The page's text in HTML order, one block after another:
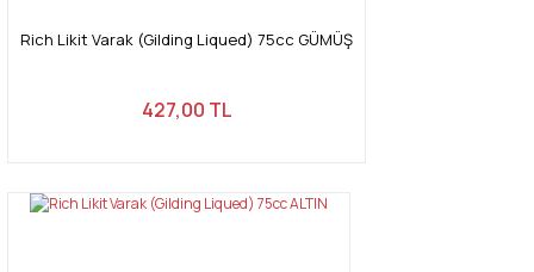
Rich Likit Varak (Gilding Liqued) 75cc GÜMÜŞ
427,00 TL